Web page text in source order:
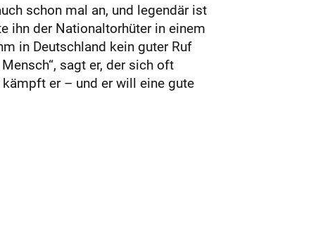
schon mal an, und legendär ist
ihn der Nationaltorhüter in einem
in Deutschland kein guter Ruf
sagt er, der sich oft
er – und er will eine gute